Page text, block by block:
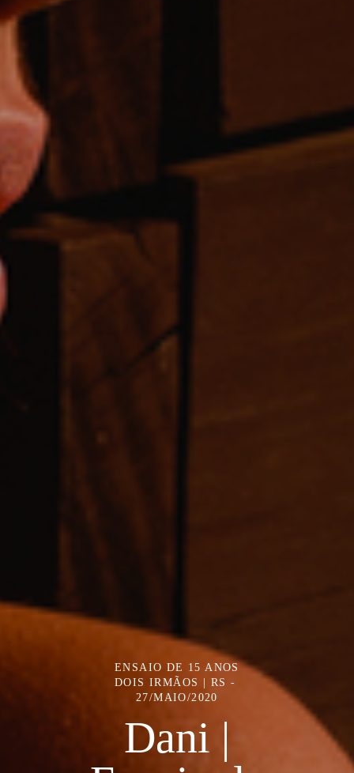
ENSAIO DE 15 ANOS
DOIS IRMÃOS | RS
27/MAIO/2020
Dani |